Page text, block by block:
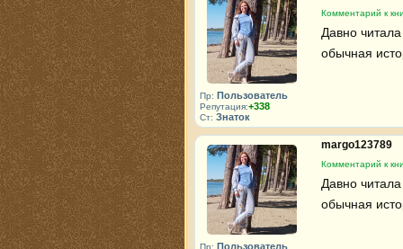
Пр: Пользователь
Репутация:+338
Ст: Знаток
Комментарий к
Давно
обычная
Пр: Пользователь
margo123789
Комментарий к
Давно
обычная